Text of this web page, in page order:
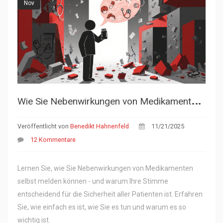
Nov
W
ie Sie Nebenwirkungen von Medikamenten während der Behandlung ansprechen
Veröffentlicht von Benedikt Hahnenfeld
11/21/2025
12 Kommentare
Lernen Sie, wie Sie Nebenwirkungen von Medikamenten
selbst melden können - und warum Ihre Stimme
entscheidend für die Sicherheit aller Patienten ist. Erfahren
Sie, wie einfach es ist, wie Sie es tun und warum es so
wichtig ist.